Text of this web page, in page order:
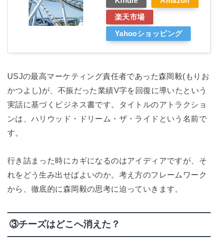
楽天市場
Yahooショッピング
USJの最高マーケティング責任者であった森岡毅(もりお
かつよし)が、不振だった業績V字を回復に導いたという
実話に基づくビジネス書です。タイトルのアトラクショ
ンは、ハリウッド・ドリーム・ザ・ライドという名前で
す。
行き詰まった時にカギになるのはアイディアですが、そ
れをどう生み出せばよいのか。考え方のフレームワーク
から、徹底的に森岡毅の思考に迫っていきます。
③チーズはどこへ消えた？